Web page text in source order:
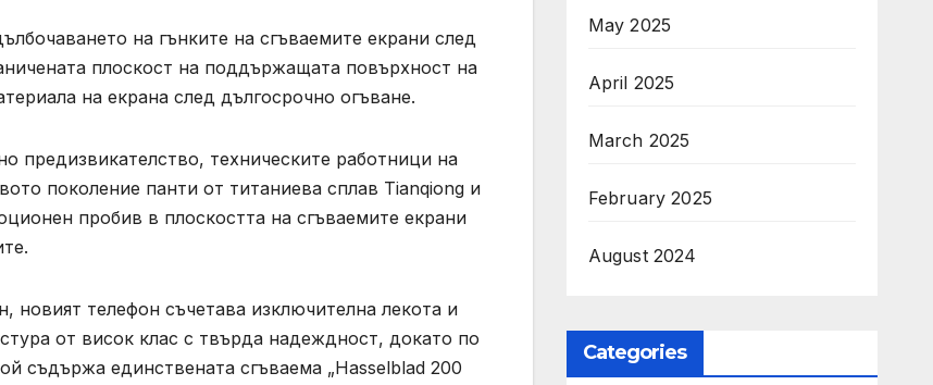
на гънките на сгъваемите екрани след
плоскост на поддържащата повърхност на
на екрана след дългосрочно огъване.
предизвикателство, техническите работници на
поколение панти от титаниева сплав Tianqiong и
пробив в плоскостта на сгъваемите екрани
телефон съчетава изключителна лекота и
от висок клас с твърда надеждност, докато по
съдържа единствената сгъваема „Hasselblad 200
May 2025
April 2025
March 2025
February 2025
August 2024
Categories